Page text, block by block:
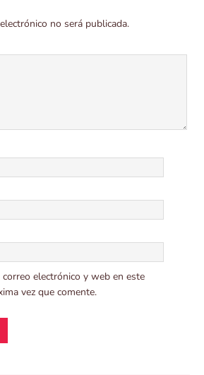
no será publicada.
electrónico y web en este
vez que comente.